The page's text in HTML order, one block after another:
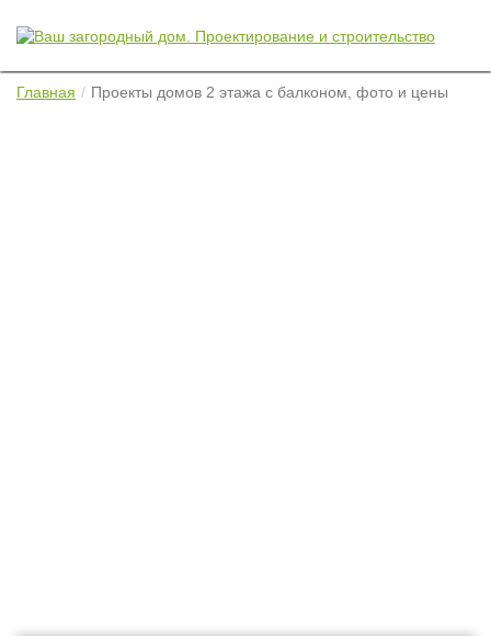
Главная Проекты домов 2 этажа с балконом, фото и цены